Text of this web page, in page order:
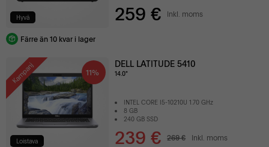
Hyvä 259 € Inkl. moms
Färre än 10 kvar i lager
Kampanj 11%
Loistava
DELL LATITUDE 5410
14.0"
INTEL CORE I5-10210U 1.70 GHz
8 GB
240 GB SSD
239 € 269 € Inkl. moms